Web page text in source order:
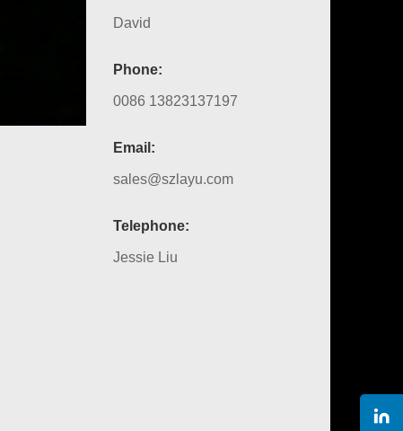
David
Phone:
0086 13823137197
Email:
sales@szlayu.com
Telephone:
Jessie Liu